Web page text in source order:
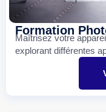
Formation
Maîtrisez votre
explorant différentes